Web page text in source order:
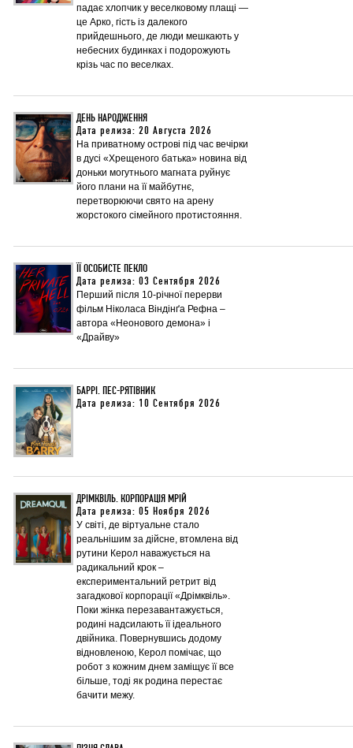
падає хлопчик у веселковому плащі —
це Арко, гість із далекого
прийдешнього, де люди мешкають у
небесних будинках і подорожують
крізь час по веселках.
ДЕНЬ НАРОДЖЕННЯ
Дата релиза: 20 Августа 2026
На приватному острові під час вечірки
в дусі «Хрещеного батька» новина від
доньки могутнього магната руйнує
його плани на її майбутнє,
перетворюючи свято на арену
жорстокого сімейного протистояння.
ЇЇ ОСОБИСТЕ ПЕКЛО
Дата релиза: 03 Сентября 2026
Перший після 10-річної перерви
фільм Ніколаса Віндінґа Рефна –
автора «Неонового демона» і
«Драйву»
БАРРІ. ПЕС-РЯТІВНИК
Дата релиза: 10 Сентября 2026
ДРІМКВІЛЬ. КОРПОРАЦІЯ МРІЙ
Дата релиза: 05 Ноября 2026
У світі, де віртуальне стало
реальнішим за дійсне, втомлена від
рутини Керол наважується на
радикальний крок –
експериментальний ретрит від
загадкової корпорації «Дрімквіль».
Поки жінка перезавантажується,
родині надсилають її ідеального
двійника. Повернувшись додому
відновленою, Керол помічає, що
робот з кожним днем заміщує її все
більше, тоді як родина перестає
бачити межу.